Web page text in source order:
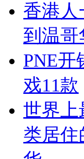
香港人
到温哥
PNE开
戏11款
世界上
类居住